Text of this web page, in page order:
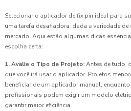
Selecionar o aplicador de fix pin ideal para
uma tarefa desafiadora, dada a variedade
mercado. Aqui estão algumas dicas
escolha certa:
1. Avalie o Tipo de Projeto:Antes de tudo,
que você irá usar o aplicador. Projetos
beneficiar de um aplicador manual,
profissionais podem exigir um modelo
garantir maior eficiência.